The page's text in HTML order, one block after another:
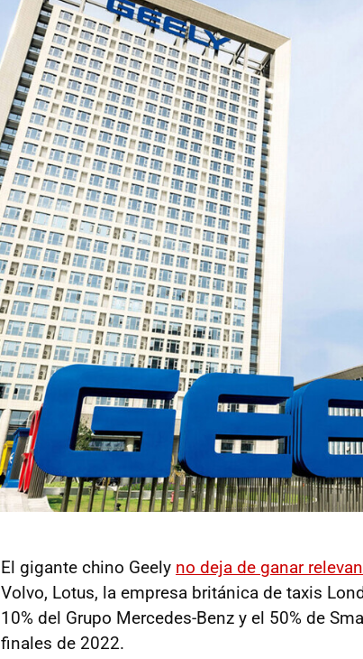
El gigante chino Geely no deja de ganar
Volvo, Lotus, la empresa británica de taxis
10% del Grupo Mercedes-Benz y el 50% de
finales de 2022.